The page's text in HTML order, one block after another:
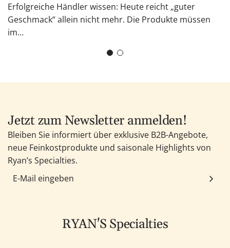
Erfolgreiche Händler wissen: Heute reicht „guter
Geschmack“ allein nicht mehr. Die Produkte müssen
im...
Jetzt zum Newsletter anmelden!
Bleiben Sie informiert über exklusive B2B-Angebote,
neue Feinkostprodukte und saisonale Highlights von
Ryan’s Specialties.
RYAN'S Specialties